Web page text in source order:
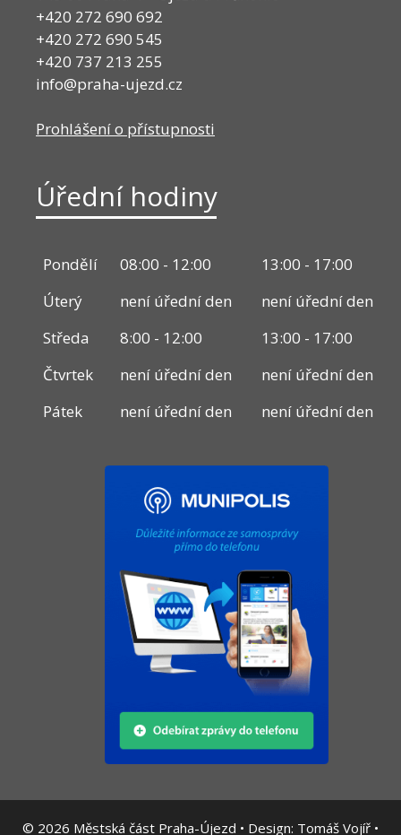
+420 272 690 692
+420 272 690 545
+420 737 213 255
info@praha-ujezd.cz
Prohlášení o přístupnosti
Úřední hodiny
Pondělí 08:00 - 12:00
13:00 - 17:00
Úterý
není úřední den
není úřední den
Středa
8:00 - 12:00
13:00 - 17:00
Čtvrtek
není úřední den
není úřední den
Pátek
není úřední den není úřední den
© 2026 Městská část Praha-Újezd • Design: Tomáš Vojíř •